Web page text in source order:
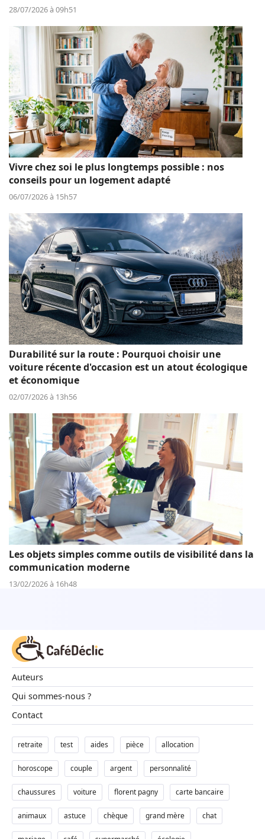
28/07/2026 à 09h51
Vivre chez soi le plus longtemps possible : nos
conseils pour un logement adapté
06/07/2026 à 15h57
Durabilité sur la route : Pourquoi choisir une
voiture récente d'occasion est un atout écologique
et économique
02/07/2026 à 13h56
Les objets simples comme outils de visibilité dans la
communication moderne
13/02/2026 à 16h48
Auteurs
Qui sommes-nous ?
Contact
retraite test aides pièce allocation
horoscope couple argent personnalité
chaussures voiture florent pagny carte bancaire
animaux astuce chèque grand mère chat